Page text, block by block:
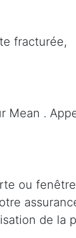
fracturée,
Mean .
ou fenêtre
de la